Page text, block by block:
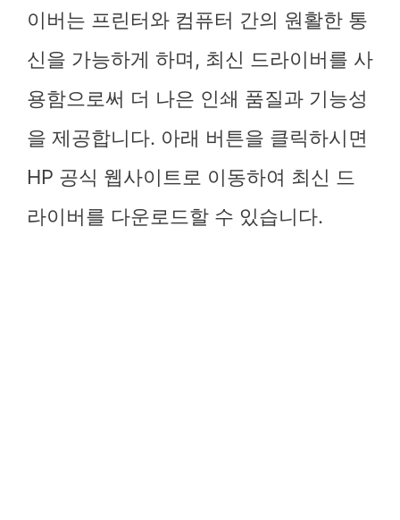
이버는 프린터와 컴퓨터 간의 원활한 통
신을 가능하게 하며, 최신 드라이버를 사
용함으로써 더 나은 인쇄 품질과 기능성
을 제공합니다. 아래 버튼을 클릭하시면
HP 공식 웹사이트로 이동하여 최신 드
라이버를 다운로드할 수 있습니다.